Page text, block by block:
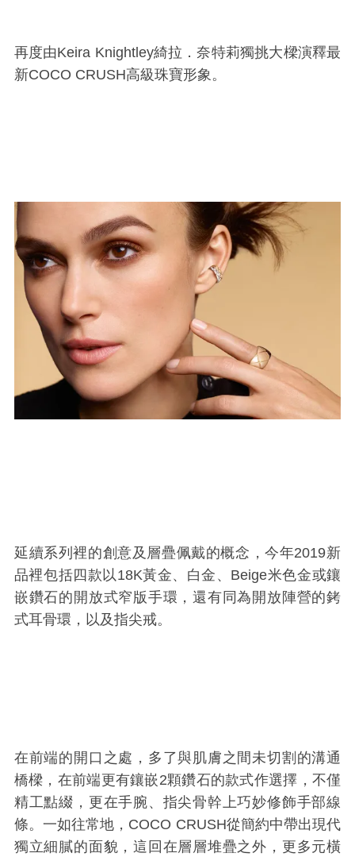
再度由Keira Knightley綺拉．奈特莉獨挑大樑演釋最
新COCO CRUSH高級珠寶形象。
延續系列裡的創意及層疊佩戴的概念，今年2019新
品裡包括四款以18K黃金、白金、 Beige米色金或鑲
嵌鑽石的開放式窄版手環，還有同為開放陣營的銬
式耳骨環，以及指尖戒。
在前端的開口之處，多了與肌膚之間未切割的溝通
橋樑，在前端更有鑲嵌2顆鑽石的款式作選擇，不僅
精工點綴，更在手腕、指尖骨幹上巧妙修飾手部線
條。一如往常地，COCO CRUSH從簡約中帶出現代
獨立細膩的面貌，這回在層層堆疊之外，更多元橫